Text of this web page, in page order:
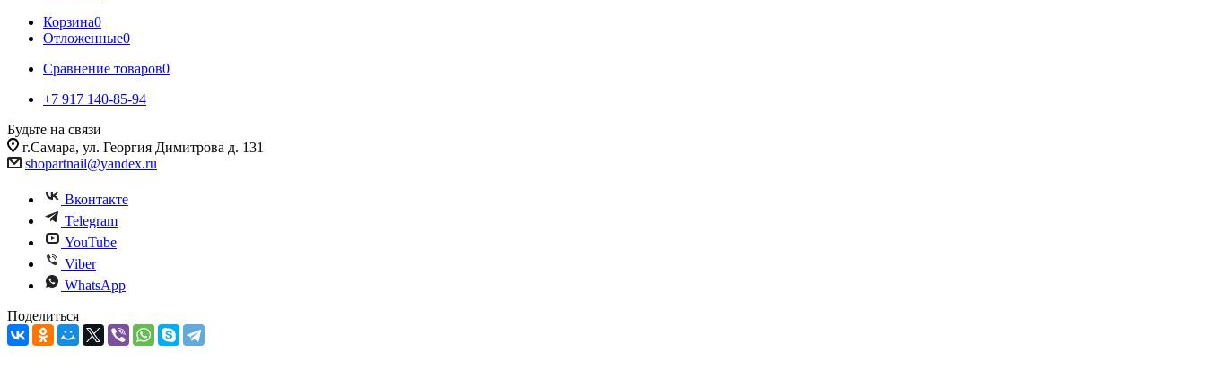
Корзина0
Отложенные0
Сравнение товаров0
+7 917 140-85-94
Будьте на связи
г.Самара, ул. Георгия Димитрова д. 131
shopartnail@yandex.ru
Вконтакте
Telegram
YouTube
Viber
WhatsApp
Поделиться